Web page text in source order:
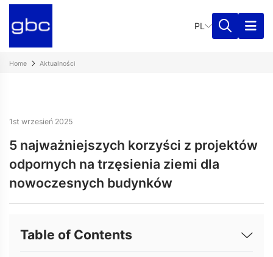
PL
Home Aktualności
1st wrzesień 2025
5 najważniejszych korzyści z projektów
odpornych na trzęsienia ziemi dla
nowoczesnych budynków
Table of Contents